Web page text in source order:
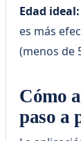
Edad ideal:
es más
(menos de
Cómo
paso a